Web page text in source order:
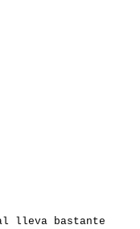
lleva bastante